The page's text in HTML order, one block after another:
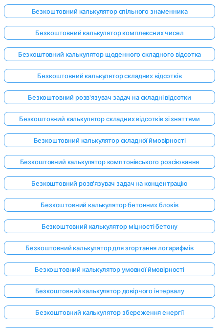
Безкоштовний калькулятор спільного знаменника
Безкоштовний калькулятор комплексних чисел
Безкоштовний калькулятор щоденного складного відсотка
Безкоштовний калькулятор складних відсотків
Безкоштовний розв'язувач задач на складні відсотки
Безкоштовний калькулятор складних відсотків зі зняттями
Безкоштовний калькулятор складної ймовірності
Безкоштовний калькулятор комптонівського розсіювання
Безкоштовний розв'язувач задач на концентрацію
Безкоштовний калькулятор бетонних блоків
Безкоштовний калькулятор міцності бетону
Безкоштовний калькулятор для згортання логарифмів
Безкоштовний калькулятор умовної ймовірності
Безкоштовний калькулятор довірчого інтервалу
Безкоштовний калькулятор збереження енергії